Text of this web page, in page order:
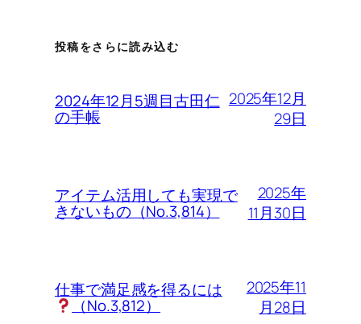
投稿をさらに読み込む
2024年12月5週目古田仁
の手帳
2025年12月
29日
アイテム活用しても実現で
きないもの（No.3,814）
2025年
11月30日
仕事で満足感を得るには
（No.3,812）
2025年11
月28日